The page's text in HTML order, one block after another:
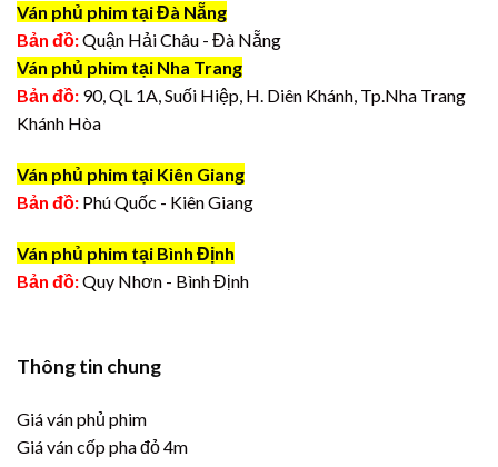
Ván phủ phim tại Đà Nẵng
Bản đồ:Quận Hải Châu - Đà Nẵng
Ván phủ phim tại Nha Trang
Bản đồ: 90, QL 1A, Suối Hiệp, H. Diên Khánh, Tp.Nha Trang
Khánh Hòa
Ván phủ phim tại Kiên Giang
Bản đồ: Phú Quốc - Kiên Giang
Ván phủ phim tại Bình Định
Bản đồ:Quy Nhơn - Bình Định
Thông tin chung
Giá ván phủ phim
Giá ván cốp pha đỏ 4m